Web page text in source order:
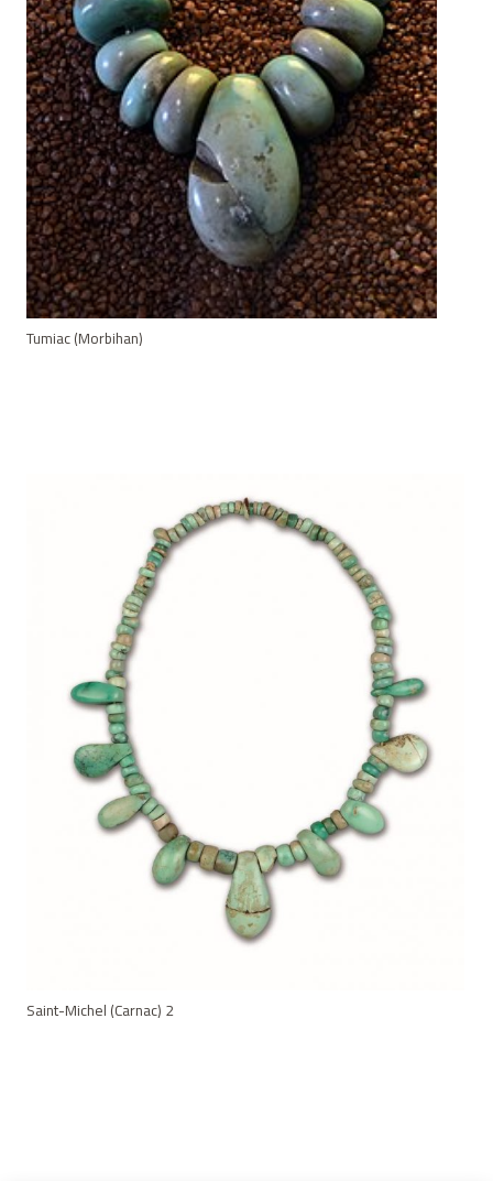
Tumiac (Morbihan)
Saint-Michel (Carnac) 2